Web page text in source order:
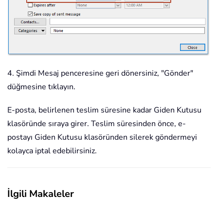
4. Şimdi Mesaj penceresine geri dönersiniz, "Gönder"
düğmesine tıklayın.
E-posta, belirlenen teslim süresine kadar Giden Kutusu
klasöründe sıraya girer. Teslim süresinden önce, e-
postayı Giden Kutusu klasöründen silerek göndermeyi
kolayca iptal edebilirsiniz.
İlgili Makaleler